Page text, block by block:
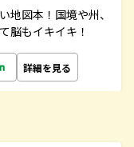
地図本！国境や州、
脳もイキイキ！
詳細を見る